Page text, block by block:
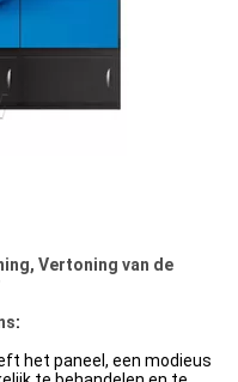
Vertoning van de
:
het paneel, een modieus